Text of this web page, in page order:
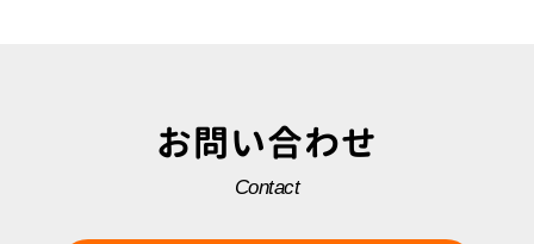
お問い合わせ
Contact